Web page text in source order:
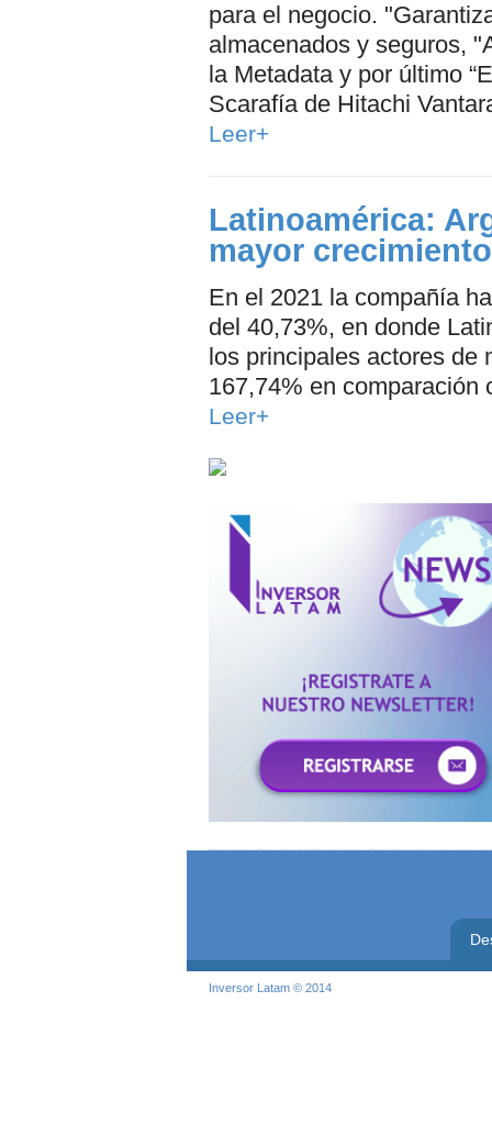
para el negocio.
almacenados y seguros,
la Metadata y por último
Scarafía de Hitachi
Leer+
Latinoamérica:
mayor
En el 2021 la compañía
del 40,73%, en donde
los principales actores de
167,74% en comparación
Leer+
Inversor Latam © 2014